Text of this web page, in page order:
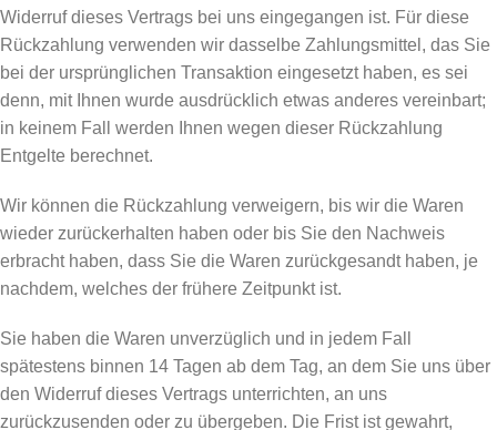
Widerruf dieses Vertrags bei uns eingegangen ist. Für diese
Rückzahlung verwenden wir dasselbe Zahlungsmittel, das Sie
bei der ursprünglichen Transaktion eingesetzt haben, es sei
denn, mit Ihnen wurde ausdrücklich etwas anderes vereinbart;
in keinem Fall werden Ihnen wegen dieser Rückzahlung
Entgelte berechnet.
Wir können die Rückzahlung verweigern, bis wir die Waren
wieder zurückerhalten haben oder bis Sie den Nachweis
erbracht haben, dass Sie die Waren zurückgesandt haben, je
nachdem, welches der frühere Zeitpunkt ist.
Sie haben die Waren unverzüglich und in jedem Fall
spätestens binnen 14 Tagen ab dem Tag, an dem Sie uns über
den Widerruf dieses Vertrags unterrichten, an uns
zurückzusenden oder zu übergeben. Die Frist ist gewahrt,